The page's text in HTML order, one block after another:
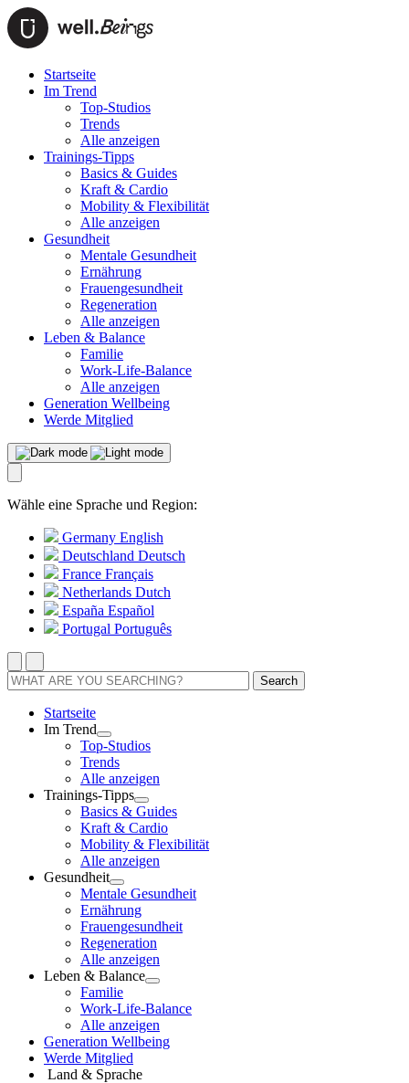
Startseite
Im Trend
Top-Studios
Trends
Alle anzeigen
Trainings-Tipps
Basics & Guides
Kraft & Cardio
Mobility & Flexibilität
Alle anzeigen
Gesundheit
Mentale Gesundheit
Ernährung
Frauengesundheit
Regeneration
Alle anzeigen
Leben & Balance
Familie
Work-Life-Balance
Alle anzeigen
Generation Wellbeing
Werde Mitglied
Wähle eine Sprache und Region:
Germany English
Deutschland Deutsch
France Français
Netherlands Dutch
España Español
Portugal Português
Search
Startseite
Im Trend
Top-Studios
Trends
Alle anzeigen
Trainings-Tipps
Basics & Guides
Kraft & Cardio
Mobility & Flexibilität
Alle anzeigen
Gesundheit
Mentale Gesundheit
Ernährung
Frauengesundheit
Regeneration
Alle anzeigen
Leben & Balance
Familie
Work-Life-Balance
Alle anzeigen
Generation Wellbeing
Werde Mitglied
Land & Sprache